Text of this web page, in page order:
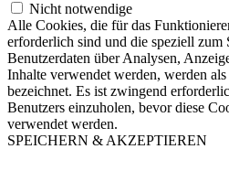
Nicht notwendige
Alle Cookies, die für das
erforderlich sind und die speziell zum
Benutzerdaten über Analysen,
Inhalte verwendet werden, werden
bezeichnet. Es ist zwingend
Benutzers einzuholen, bevor diese
verwendet werden.
SPEICHERN & AKZEPTIEREN